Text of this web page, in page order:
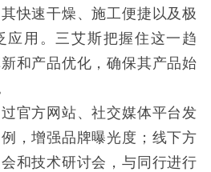
快速干燥、施工便捷以及极
应用。三艾斯把握住这一趋
和产品优化，确保其产品始
官方网站、社交媒体平台发
，增强品牌曝光度；线下方
和技术研讨会，与同行进行